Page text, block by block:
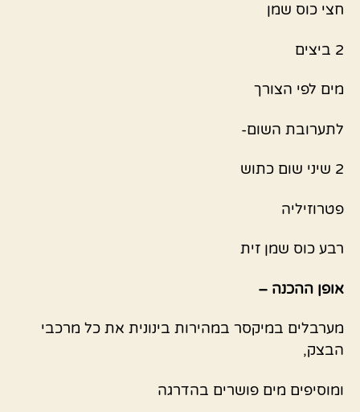
חצי כוס שמן
2 ביצים
מים לפי הצורך
לתערובת השום-
2 שיני שום כתוש
פטרוזיליה
רבע כוס שמן זית
אופן ההכנה –
מערבלים במיקסר במהירות בינונית את כל מרכבי
הבצק,
ומוסיפים מים פושרים בהדרגה